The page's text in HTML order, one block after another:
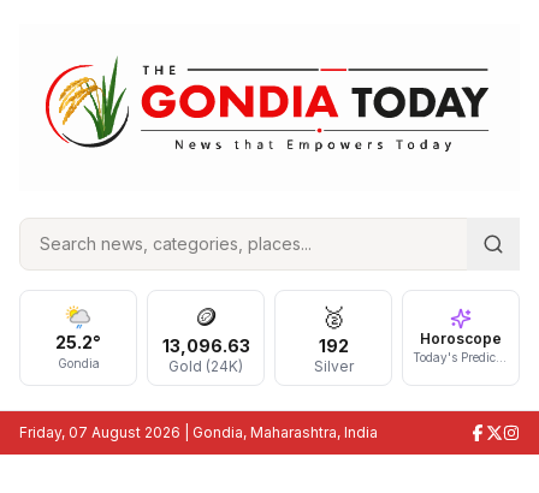
25.2°
Gondia
🪙
13,096.63
Gold (24K)
🥈
192
Silver
Horoscope
Friday, 07 August 2026 | Gondia, Maharashtra, India